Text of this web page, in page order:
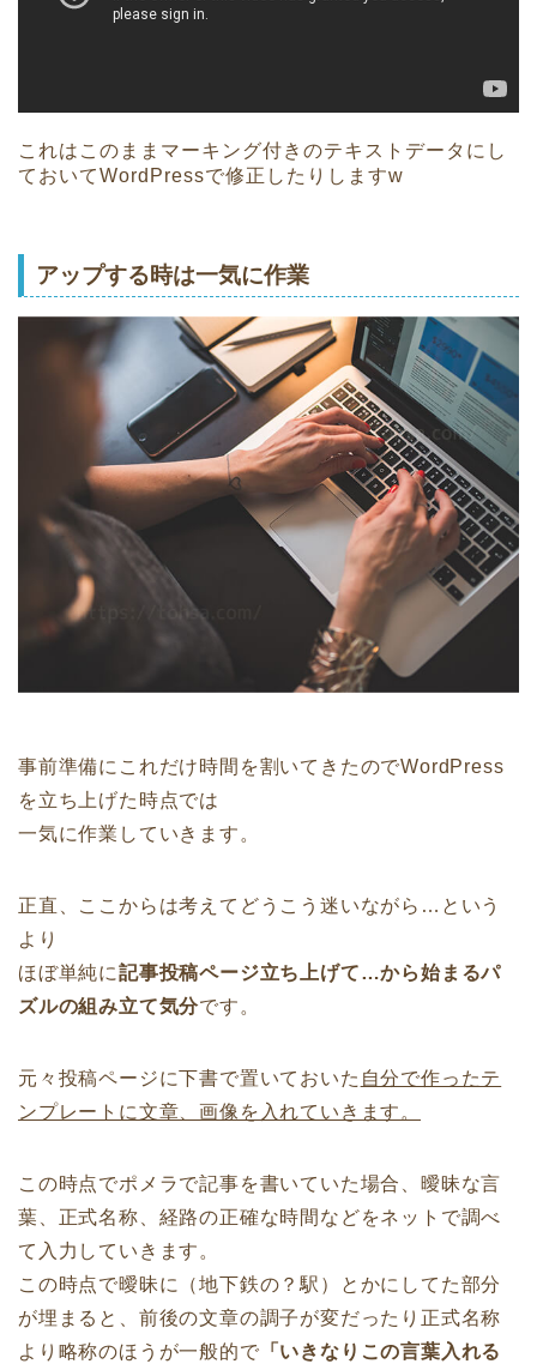
これはこのままマーキング付きのテキストデータにし
ておいてWordPressで修正したりしますw
アップする時は一気に作業
事前準備にこれだけ時間を割いてきたのでWordPress
を立ち上げた時点では
一気に作業していきます。
正直、ここからは考えてどうこう迷いながら…という
より
ほぼ単純に記事投稿ページ立ち上げて…から始まるパ
ズルの組み立て気分です。
元々投稿ページに下書で置いておいた 自分で作ったテ
ンプレートに文章、画像を入れていきます。
この時点でポメラで記事を書いていた場合、曖昧な言
葉、正式名称、経路の正確な時間などをネットで調べ
て入力していきます。
この時点で曖昧に（地下鉄の？駅）とかにしてた部分
が埋まると、前後の文章の調子が変だったり正式名称
より略称のほうが一般的で 「いきなりこの言葉入れる